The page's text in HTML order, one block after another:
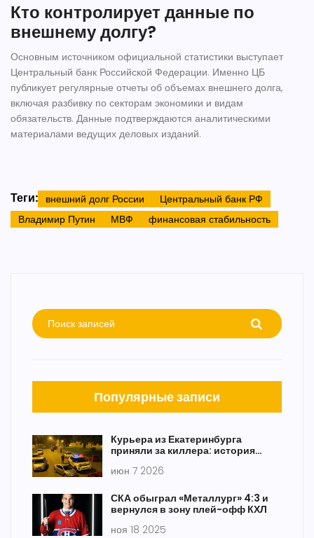
Кто контролирует данные по
внешнему долгу?
Основным источником официальной статистики выступает
Центральный банк Российской Федерации. Именно ЦБ
публикует регулярные отчеты об объемах внешнего долга,
включая разбивку по секторам экономики и видам
обязательств. Данные подтверждаются аналитическими
материалами ведущих деловых изданий.
Теги: внешний долг России
Центральный банк РФ
Владимир Путин
МВФ финансовая стабильность
Популярные записи
Курьера из Екатеринбурга
приняли за киллера: история
июн 7 2026
СКА обыграл «Металлург» 4:3 и
вернулся в зону плей-офф КХЛ
ноя 18 2025